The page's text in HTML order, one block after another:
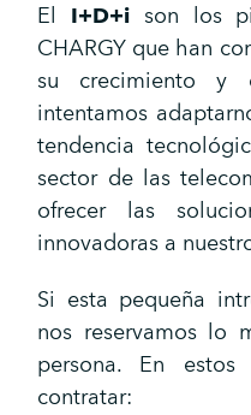
El I+D+i son los
CHARGY que han
su crecimiento y
intentamos
tendencia
sector de las
ofrecer las
innovadoras a
Si esta pequeña
nos reservamos lo
persona. En estos
contratar: